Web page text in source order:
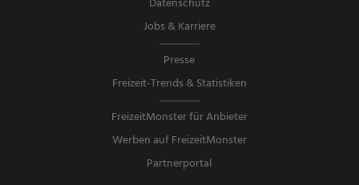
Datenschutz
Jobs & Karriere
Presse
Freizeit-Trends & Statistiken
FreizeitMonster für Anbieter
Werben auf FreizeitMonster
Partnerportal